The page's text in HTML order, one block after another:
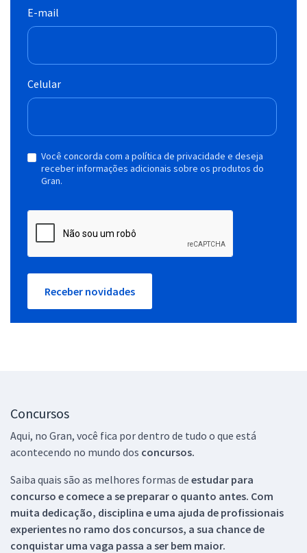
E-mail
Celular
Você concorda com a política de privacidade e deseja
receber informações adicionais sobre os produtos do
Gran.
Receber novidades
Concursos
Aqui, no Gran, você fica por dentro de tudo o que está
acontecendo no mundo dos concursos.
Saiba quais são as melhores formas de estudar para
concurso e comece a se preparar o quanto antes. Com
muita dedicação, disciplina e uma ajuda de profissionais
experientes no ramo dos concursos, a sua chance de
conquistar uma vaga passa a ser bem maior.